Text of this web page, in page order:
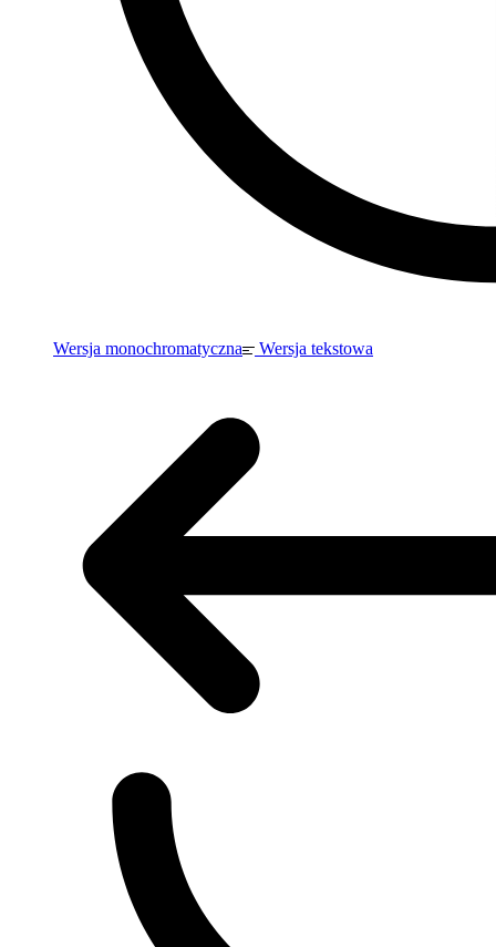
Wersja monochromatyczna Wersja tekstowa